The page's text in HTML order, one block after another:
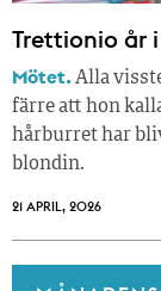
Trettionio år
Mötet.Alla
färre att hon
hårburret har
blondin.
21 APRIL, 2026